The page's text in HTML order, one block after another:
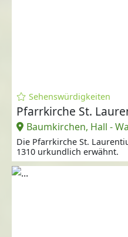
Sehenswürdigkeiten
Pfarrkirche St.
Baumkirchen, Hall -
Die Pfarrkirche St.
1310 urkundlich erwähnt.